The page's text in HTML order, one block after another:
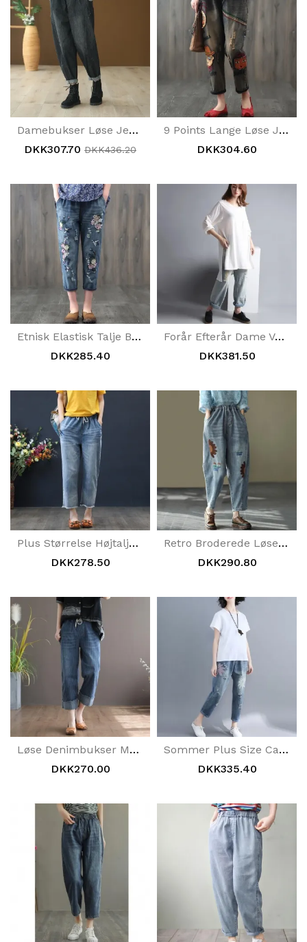
Damebukser Løse Jeans
DKK307.70 DKK436.20
9 Points Lange Løse Jeans
DKK304.60
Etnisk Elastisk Talje Broderede Blomsterjeans
DKK285.40
Forår Efterår Dame Vaskede Denimbukser
DKK381.50
Plus Størrelse Højtalje Casual Løse Damejeans 3xl
DKK278.50
Retro Broderede Løse Harem Denimbukser
DKK290.80
Løse Denimbukser Med Lige Ben Til Kvinder
DKK270.00
Sommer Plus Size Casual Denimbukser
DKK335.40